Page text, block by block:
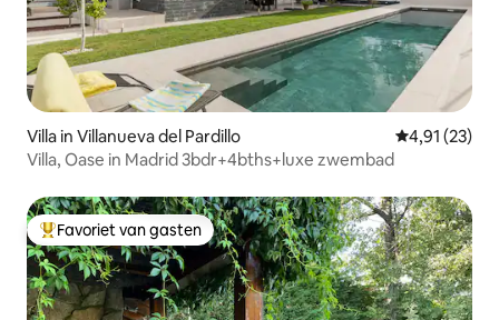
Villa in Villanueva del Pardillo Gemiddelde
4,91 (23)
Villa, Oase in Madrid 3bdr+4bths+luxe zwembad
Topfavoriet van gasten
Favoriet van gasten